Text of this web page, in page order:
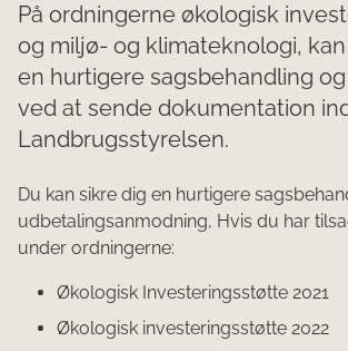
På ordningerne økologisk
og miljø- og klimateknologi,
en hurtigere sagsbehandling
ved at sende dokumentation
Landbrugsstyrelsen.
Du kan sikre dig en hurtigere
udbetalingsanmodning, Hvis du har
under ordningerne:
Økologisk Investeringsstøtte 2021
Økologisk investeringsstøtte 2022